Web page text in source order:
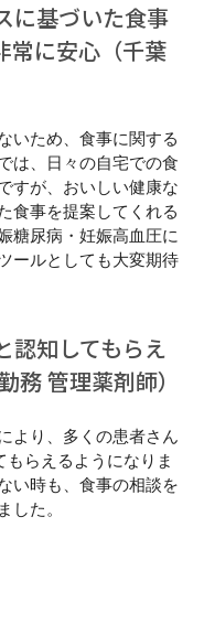
に基づいた食事
常に安心（千葉
いため、食事に関する
は、日々の自宅での食
すが、おいしい健康な
食事を提案してくれる
糖尿病・妊娠高血圧に
ールとしても大変期待
認知してもらえ
務 管理薬剤師）
より、多くの患者さん
らえるようになりま
い時も、食事の相談を
した。